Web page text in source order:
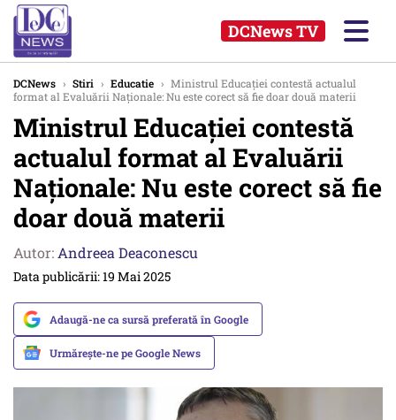
DCNews TV
DCNews › Stiri › Educatie › Ministrul Educației contestă actualul
format al Evaluării Naționale: Nu este corect să fie doar două materii
Ministrul Educației contestă
actualul format al Evaluării
Naționale: Nu este corect să fie
doar două materii
Autor: Andreea Deaconescu
Data publicării: 19 Mai 2025
Adaugă-ne ca sursă preferată în Google
Urmărește-ne pe Google News